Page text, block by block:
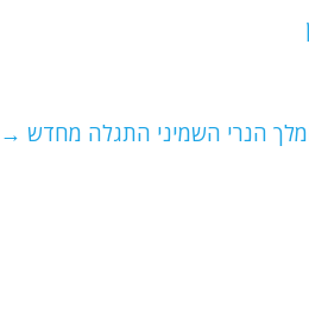
הנרי השמיני התגלה מחדש →